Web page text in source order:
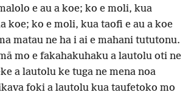
e au a koe; ko e moli, kua
koe; ko e moli, kua taofi e au a koe
matau ne ha i ai e mahani tututonu.
mo e fakahakuhaku a lautolu oti ne
a lautolu ke tuga ne mena noa
foki a lautolu kua taufetoko mo